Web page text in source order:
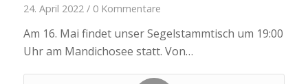
24. April 2022 / 0 Kommentare
Am 16. Mai findet unser Segelstammtisch um 19:00
Uhr am Mandichosee statt. Von…